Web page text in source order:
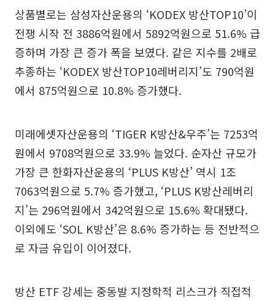
상품별로는 삼성자산운용의 ‘KODEX 방산TOP10’이
전쟁 시작 전 3886억원에서 5892억원으로 51.6% 급
증하며 가장 큰 증가 폭을 보였다. 같은 지수를 2배로
추종하는 ‘KODEX 방산TOP10레버리지’도 790억원
에서 875억원으로 10.8% 증가했다.
미래에셋자산운용의 ‘TIGER K방산&우주’는 7253억
원에서 9708억원으로 33.9% 늘었다. 순자산 규모가
가장 큰 한화자산운용의 ‘PLUS K방산’ 역시 1조
7063억원으로 5.7% 증가했고, ‘PLUS K방산레버리
지’는 296억원에서 342억원으로 15.6% 확대됐다.
이외에도 ‘SOL K방산’은 8.6% 증가하는 등 전반적으
로 자금 유입이 이어졌다.
방산 ETF 강세는 중동발 지정학적 리스크가 직접적